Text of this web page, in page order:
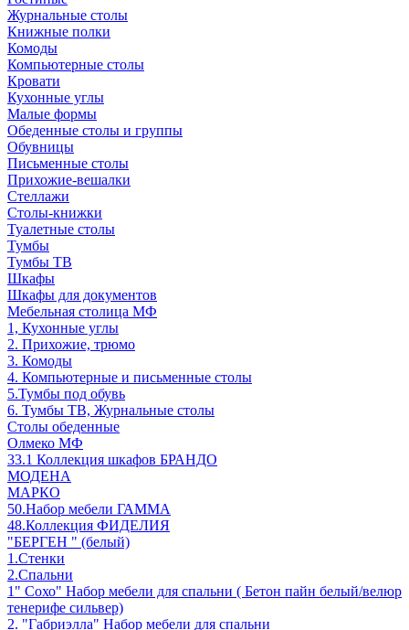
Журнальные столы
Книжные полки
Комоды
Компьютерные столы
Кровати
Кухонные углы
Малые формы
Обеденные столы и группы
Обувницы
Письменные столы
Прихожие-вешалки
Стеллажи
Столы-книжки
Туалетные столы
Тумбы
Тумбы ТВ
Шкафы
Шкафы для документов
Мебельная столица МФ
1, Кухонные углы
2. Прихожие, трюмо
3. Комоды
4. Компьютерные и письменные столы
5.Тумбы под обувь
6. Тумбы ТВ, Журнальные столы
Столы обеденные
Олмеко МФ
33.1 Коллекция шкафов БРАНДО
МОДЕНА
МАРКО
50.Набор мебели ГАММА
48.Коллекция ФИДЕЛИЯ
"БЕРГЕН " (белый)
1.Стенки
2.Спальни
1" Сохо" Набор мебели для спальни ( Бетон пайн белый/велюр
тенерифе сильвер)
2. "Габриэлла" Набор мебели для спальни